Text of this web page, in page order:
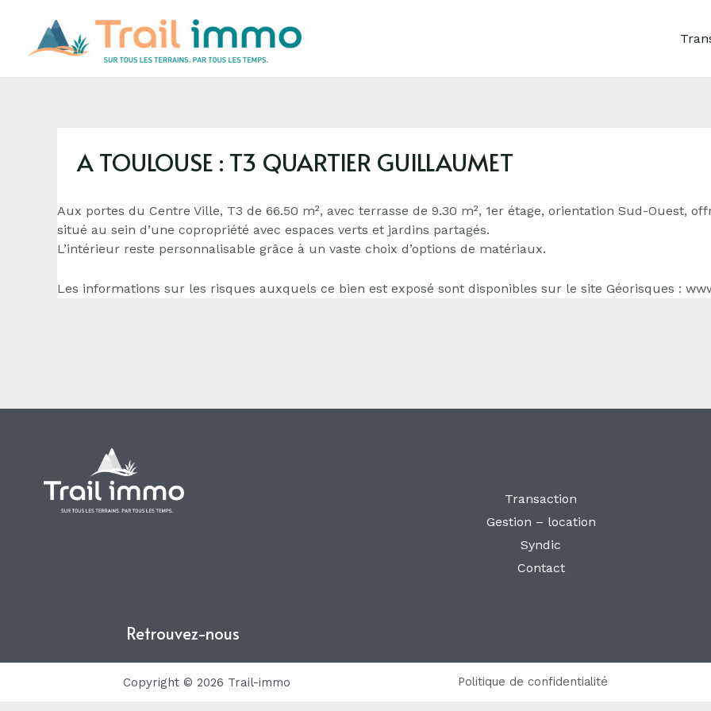
A TOULOUSE : T3 QUARTIER GUILLAUMET
Aux portes du Centre Ville, T3 de 66.50 m², avec terrasse de 9.30 m², 1er étage, orientation Sud-Ouest,
situé au sein d’une copropriété avec espaces verts et jardins partagés.
L’intérieur reste personnalisable grâce à un vaste choix d’options de matériaux.
Les informations sur les risques auxquels ce bien est exposé sont disponibles sur le site Géorisques :
Retrouvez-nous
Transaction
Gestion – location
Syndic
Contact
Copyright © 2026 Trail-immo Politique de confidentialité